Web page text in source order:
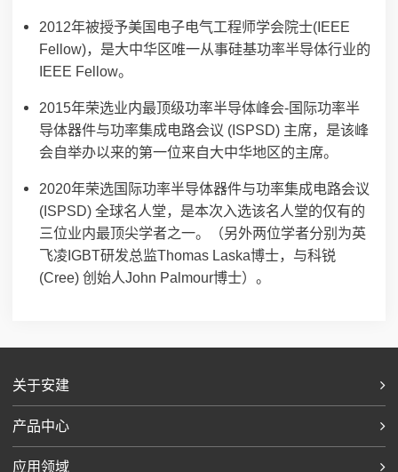
2012年被授予美国电子电气工程师学会院士(IEEE
Fellow)，是大中华区唯一从事硅基功率半导体行业的
IEEE Fellow。
2015年荣选业内最顶级功率半导体峰会-国际功率半
导体器件与功率集成电路会议 (ISPSD) 主席，是该峰
会自举办以来的第一位来自大中华地区的主席。
2020年荣选国际功率半导体器件与功率集成电路会议
(ISPSD) 全球名人堂，是本次入选该名人堂的仅有的
三位业内最顶尖学者之一。（另外两位学者分别为英
飞凌IGBT研发总监Thomas Laska博士，与科锐
(Cree) 创始人John Palmour博士）。
关于安建
产品中心
应用领域